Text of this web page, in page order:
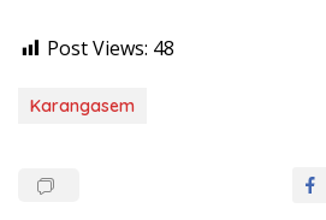
Post Views: 48
Karangasem